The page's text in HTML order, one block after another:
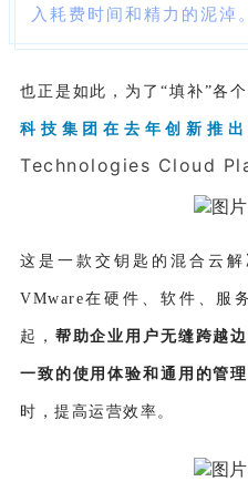
入耗费时间和精力的泥淖。
也正是如此，为了“填补”各
科技集团在去年创新推
Technologies Cloud
这是一款交钥匙的混合云
VMware在硬件、软件、服
起， 帮助企业用户无缝跨越
一致的使用体验和通用的管
时，提高运营效率。